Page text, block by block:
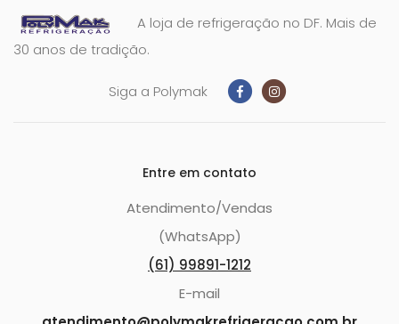
A loja de refrigeração no DF. Mais de
30 anos de tradição.
Siga a Polymak
Entre em contato
Atendimento/Vendas
(WhatsApp)
(61) 99891-1212
E-mail